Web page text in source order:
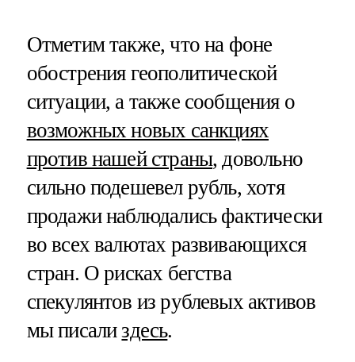
Отметим также, что на фоне
обострения геополитической
ситуации, а также сообщения о
возможных новых санкциях
против нашей страны, довольно
сильно подешевел рубль, хотя
продажи наблюдались фактически
во всех валютах развивающихся
стран. О рисках бегства
спекулянтов из рублевых активов
мы писализдесь.